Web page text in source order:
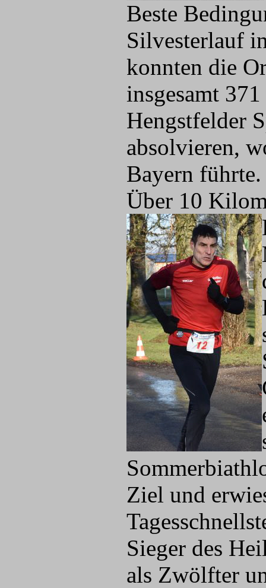
Beste
Silvesterlauf
konnten die
insgesamt
Hengstfelder
absolvieren,
Bayern führte.
Über 10
Ziel und
Sieger des
als Zwölfter